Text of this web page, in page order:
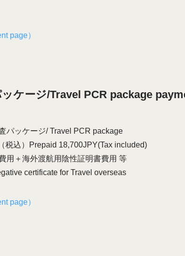
page）
ケージ/Travel PCR package
パッケージ/ Travel PCR package
税込）Prepaid 18,700JPY(Tax included)
用＋海外渡航用陰性証明書費用 等
certificate for Travel overseas
page）